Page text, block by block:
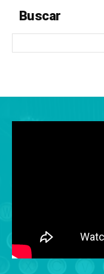
Buscar